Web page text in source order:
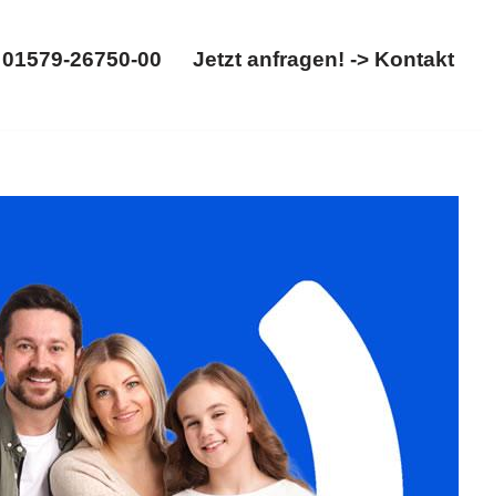
01579-26750-00 Jetzt anfragen! -> Kontakt